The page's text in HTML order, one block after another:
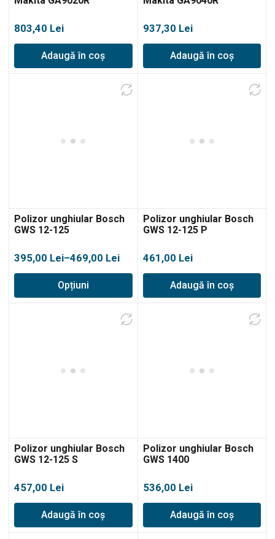
803,40 Lei
Adaugă în coș
937,30 Lei
Adaugă în coș
Polizor unghiular Bosch
GWS 12-125
395,00 Lei–469,00 Lei
Interval
de
Opțiuni
Polizor unghiular Bosch
GWS 12-125 P
461,00 Lei
Adaugă în coș
Polizor unghiular Bosch
GWS 12-125 S
457,00 Lei
Adaugă în coș
Polizor unghiular Bosch
GWS 1400
536,00 Lei
Adaugă în coș